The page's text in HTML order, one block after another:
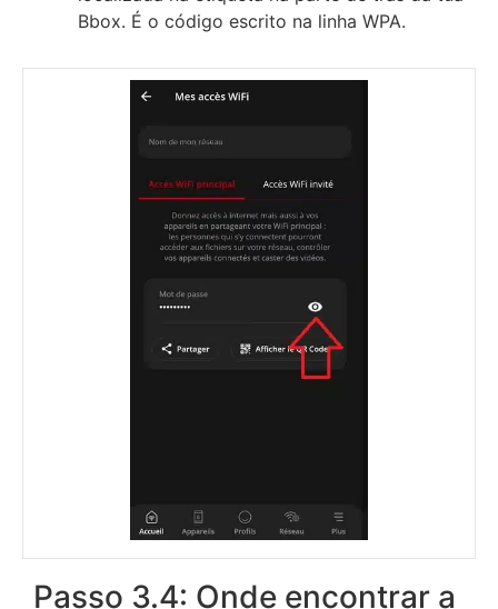
Bbox. É o código escrito na linha WPA.
Passo 3.4: Onde encontrar a